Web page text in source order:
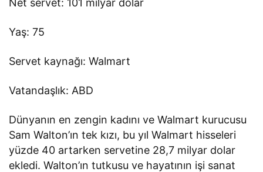
Yaş: 75
Servet kaynağı: Walmart
Vatandaşlık: ABD
Dünyanın en zengin kadını ve Walmart kurucusu
Sam Walton’ın tek kızı, bu yıl Walmart hisseleri
yüzde 40 artarken servetine 28,7 milyar dolar
ekledi. Walton’ın tutkusu ve hayatının işi sanat